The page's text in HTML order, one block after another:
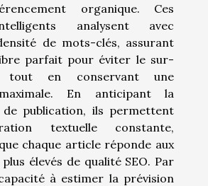
organique. Ces
analysent avec
de mots-clés, assurant
parfait pour éviter le sur-
tout en conservant une
En anticipant la
publication, ils permettent
textuelle constante,
chaque article réponde aux
élevés de qualité SEO. Par
à estimer la prévision